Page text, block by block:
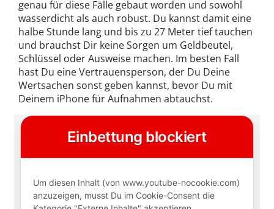
genau für diese Fälle gebaut worden und sowohl
wasserdicht als auch robust. Du kannst damit eine
halbe Stunde lang und bis zu 27 Meter tief tauchen
und brauchst Dir keine Sorgen um Geldbeutel,
Schlüssel oder Ausweise machen. Im besten Fall
hast Du eine Vertrauensperson, der Du Deine
Wertsachen sonst geben kannst, bevor Du mit
Deinem iPhone für Aufnahmen abtauchst.